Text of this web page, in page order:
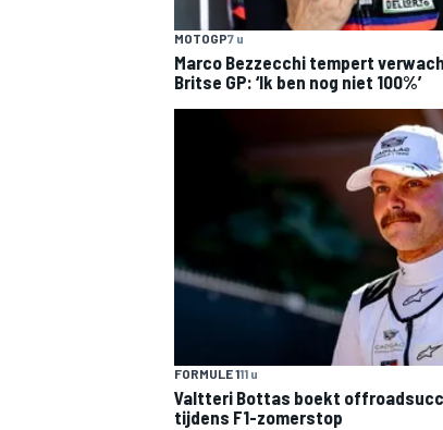
MEER RACEKLASSEN
MOTOGP7 u
Marco Bezzecchi tempert
Britse GP: ‘Ik ben nog niet 100%’
FORMULE 111 u
Valtteri Bottas boekt
tijdens F1-zomerstop